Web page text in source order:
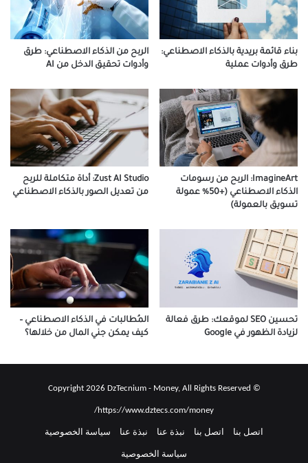
بناء قائمة بريدية بالذكاء الاصطناعي:
طرق وأدوات عملية
الربح من الذكاء الاصطناعي: طرق
وأدوات تحقيق الدخل من AI
ImagineArt: الربح من رسومات
الذكاء الاصطناعي (+50% عمولة
تسويق بالعمولة)
Zust AI Studio: أداة متكاملة للربح
من تعديل الصور بالذكاء الاصطناعي
تحسين SEO لموقعك: طرق فعالة
لزيادة الظهور في Google
المُطالبات في الذكاء الاصطناعي –
كيف يمكن جني المال من خلالها؟
© Copyright 2026 DzTecnium - Money, All Rights Reserved
https://www.dztecs.com/money/
اتصل بنا اتصل بنا نبذة عنا نبذة عنا سياسة الخصوصية
سياسة الخصوصية